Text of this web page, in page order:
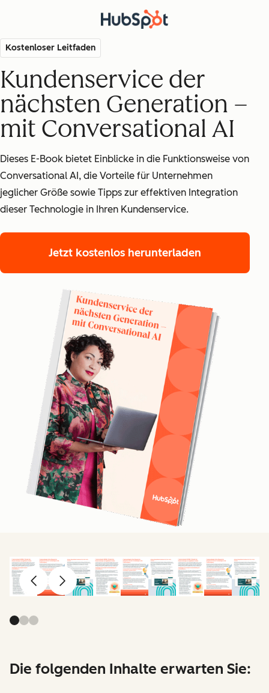
Kostenloser Leitfaden
Kundenservice der
nächsten Generation –
mit Conversational AI
Dieses E-Book bietet Einblicke in die Funktionsweise von
Conversational AI, die Vorteile für Unternehmen
jeglicher Größe sowie Tipps zur effektiven Integration
dieser Technologie in Ihren Kundenservice.
Jetzt kostenlos herunterladen
ZurückWeiter
Die folgenden Inhalte erwarten Sie: